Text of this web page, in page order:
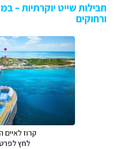
חבילות שייט יוקרתיות –
ורחוקים
קרוז לאיים
לחץ